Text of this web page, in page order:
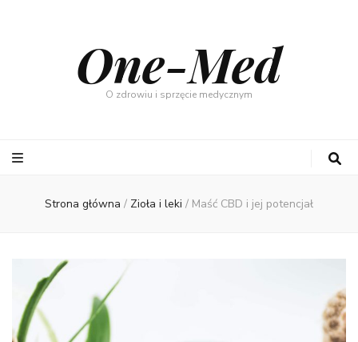
One-Med
O zdrowiu i sprzęcie medycznym
Strona główna / Zioła i leki / Maść CBD i jej potencjał